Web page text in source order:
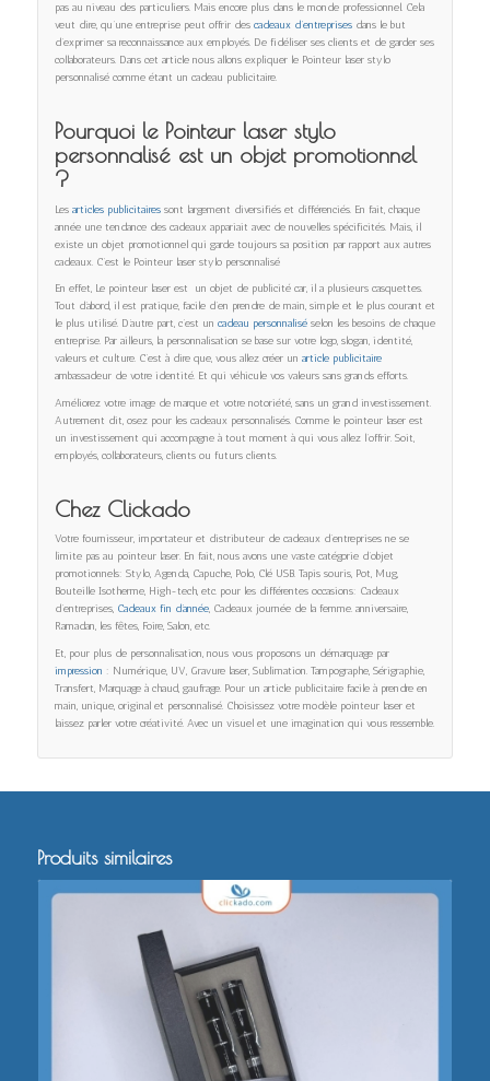
pas au niveau des particuliers. Mais encore plus dans le monde professionnel. Cela
veut dire, qu’une entreprise peut offrir des cadeaux d’entreprisesdans le but
d’exprimer sa reconnaissance aux employés. De fidéliser ses clients et de garder ses
collaborateurs. Dans cet article nous allons expliquer le Pointeur laser stylo
personnalisé comme étant un cadeau publicitaire.
Pourquoi le Pointeur laser stylo
personnalisé est un objet promotionnel
?
Lesarticles publicitairessont largement diversifiés et différenciés. En fait, chaque
année une tendance des cadeaux appariait avec de nouvelles spécificités. Mais, il
existe un objet promotionnel qui garde toujours sa position par rapport aux autres
cadeaux. C’est le Pointeur laser stylo personnalisé
En effet, Le pointeur laser est un objet de publicité car, il a plusieurs casquettes.
Tout d’abord, il est pratique, facile d’en prendre de main, simple et le plus courant et
le plus utilisé. D’autre part, c’est un cadeau personnaliséselon les besoins de chaque
entreprise. Par ailleurs, la personnalisation se base sur votre logo, slogan, identité,
valeurs et culture. C’est à dire que, vous allez créer un article publicitaire
ambassadeur de votre identité. Et qui véhicule vos valeurs sans grands efforts.
Améliorez votre image de marque et votre notoriété, sans un grand investissement.
Autrement dit, osez pour les cadeaux personnalisés. Comme le pointeur laser est
un investissement qui accompagne à tout moment à qui vous allez l’offrir. Soit,
employés, collaborateurs, clients ou futurs clients.
Chez Clickado
Votre fournisseur, importateur et distributeur de cadeaux d’entreprises ne se
limite pas au pointeur laser. En fait, nous avons une vaste catégorie d’objet
promotionnels: Stylo, Agenda, Capuche, Polo, Clé USB. Tapis souris, Pot, Mug,
Bouteille Isotherme, High-tech, etc. pour les différentes occasions: Cadeaux
d’entreprises, Cadeaux fin d’année, Cadeaux journée de la femme. anniversaire,
Ramadan, les fêtes, Foire, Salon, etc.
Et, pour plus de personnalisation, nous vous proposons un démarquage par
impression : Numérique, UV, Gravure laser, Sublimation. Tampographe, Sérigraphie,
Transfert, Marquage à chaud, gaufrage. Pour un article publicitaire facile à prendre en
main, unique, original et personnalisé. Choisissez votre modèle pointeur laser et
laissez parler votre créativité. Avec un visuel et une imagination qui vous ressemble.
Produits similaires